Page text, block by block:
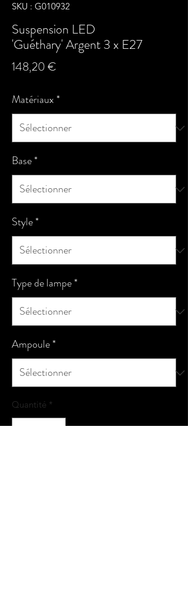
SKU : G010932
Suspension LED
'Guéthary' Argent 3 x E27
148,20 €
Matériaux*
Base*
Style*
Type de lampe*
Ampoule*
Quantité *